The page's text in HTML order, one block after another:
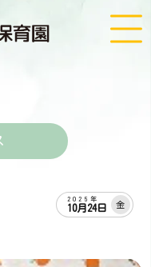
2025年
10月24日 金